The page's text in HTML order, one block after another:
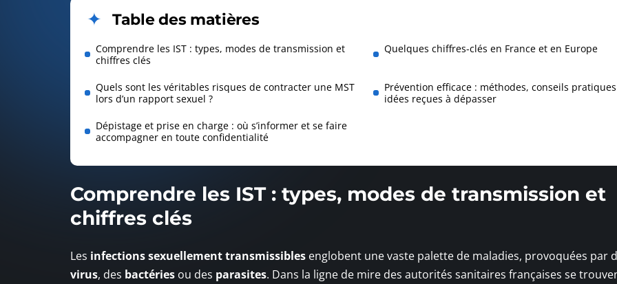
Table des matières
Comprendre les IST : types, modes de transmission et
chiffres clés
Quelques chiffres-clés en France et en Europe
Quels sont les véritables risques de contracter une MST
lors d’un rapport sexuel ?
Prévention efficace : méthodes, conseils
idées reçues à dépasser
Dépistage et prise en charge : où s’informer et se faire
accompagner en toute confidentialité
Comprendre les IST : types, modes de transmission et
chiffres clés
Les infections sexuellement transmissibles englobent une vaste palette de maladies, provoquées par
virus, des bactéries ou des parasites. Dans la ligne de mire des autorités sanitaires françaises se